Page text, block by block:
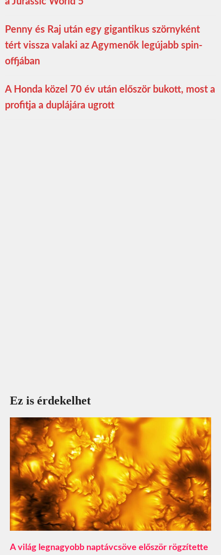
Penny és Raj után egy gigantikus szörnyként
tért vissza valaki az Agymenők legújabb spin-
offjában
A Honda közel 70 év után először bukott, most a
profitja a duplájára ugrott
Ez is érdekelhet
A világ legnagyobb naptávcsöve először rögzítette